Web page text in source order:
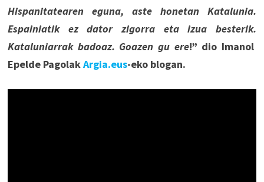
Hispanitatearen eguna, aste honetan Katalunia.
Espainiatik ez dator zigorra eta izua besterik.
Kataluniarrak badoaz. Goazen gu ere!” dio Imanol
Epelde PagolakArgia.eus-eko blogan.